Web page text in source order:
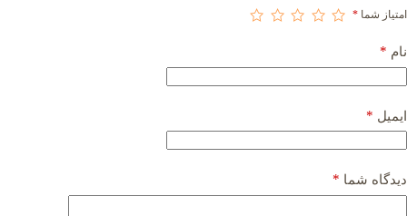
امتیاز شما *
نام *
ایمیل *
دیدگاه شما *